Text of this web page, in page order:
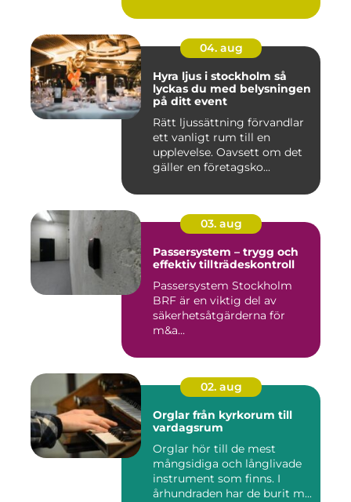
04. aug
Hyra ljus i stockholm så
lyckas du med belysningen
på ditt event
Rätt ljussättning förvandlar
ett vanligt rum till en
upplevelse. Oavsett om det
gäller en företagsko...
03. aug
Passersystem – trygg och
effektiv tillträdeskontroll
Passersystem Stockholm
BRF är en viktig del av
säkerhetsåtgärderna för
m&a...
02. aug
Orglar från kyrkorum till
vardagsrum
Orglar hör till de mest
mångsidiga och långlivade
instrument som finns. I
århundraden har de burit m...